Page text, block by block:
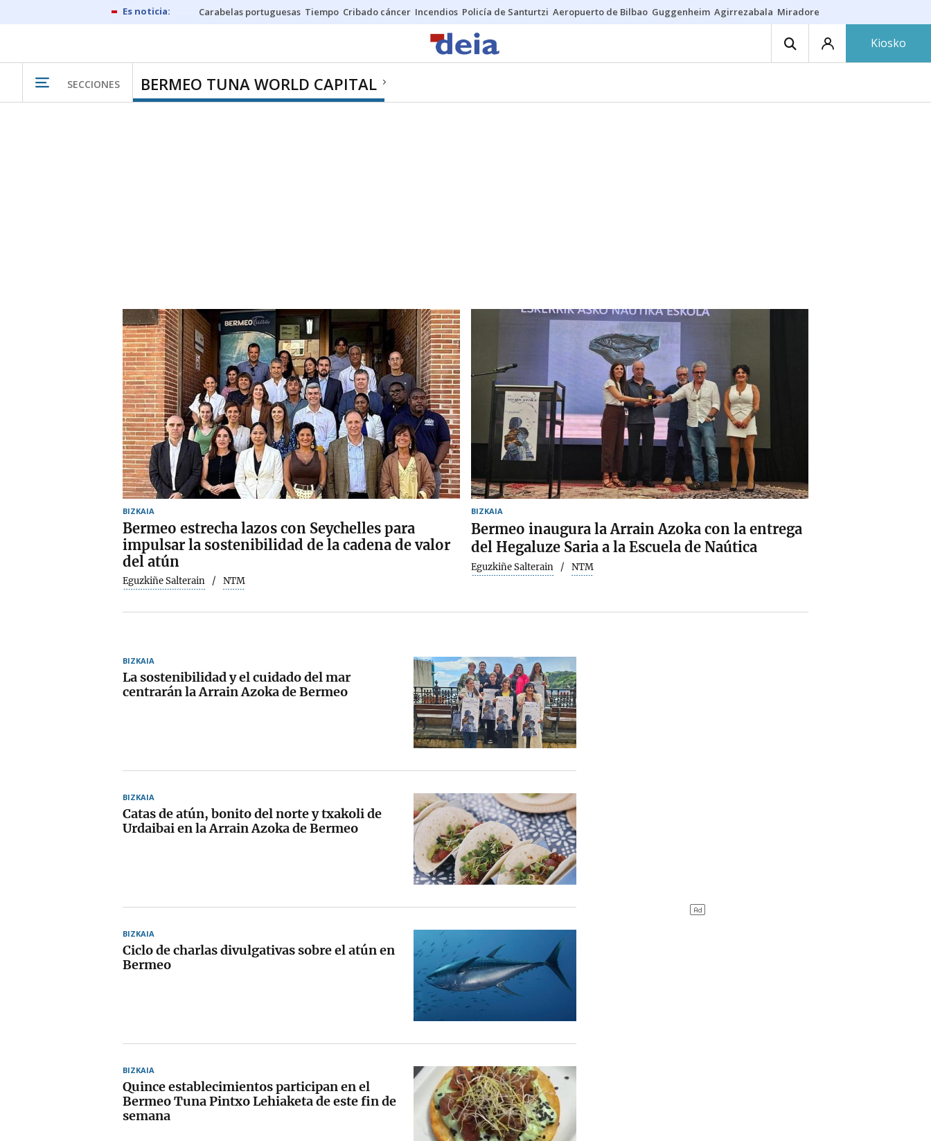
Carabelas portuguesas Tiempo Cribado cáncer Incendios Policía de Santurtzi Aeropuerto de Bilbao Guggenheim Agirrezabala Miradores en Bilbao
Kiosko
SECCIONES BERMEO TUNA WORLD CAPITAL
BIZKAIA
Bermeo estrecha lazos con Seychelles para
impulsar la sostenibilidad de la cadena de valor
del atún
Eguzkiñe Salterain NTM
BIZKAIA
Bermeo inaugura la Arrain Azoka con la entrega
del Hegaluze Saria a la Escuela de Naútica
Eguzkiñe Salterain NTM
BIZKAIA
La sostenibilidad y el cuidado del mar
centrarán la Arrain Azoka de Bermeo
BIZKAIA
Catas de atún, bonito del norte y txakoli de
Urdaibai en la Arrain Azoka de Bermeo
BIZKAIA
Ciclo de charlas divulgativas sobre el atún en
Bermeo
BIZKAIA
Quince establecimientos participan en el
Bermeo Tuna Pintxo Lehiaketa de este fin de
semana